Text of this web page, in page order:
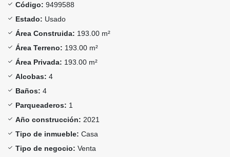
Código: 9499588
Estado: Usado
Área Construida: 193.00 m²
Área Terreno: 193.00 m²
Área Privada: 193.00 m²
Alcobas: 4
Baños: 4
Parqueaderos: 1
Año construcción: 2021
Tipo de inmueble: Casa
Tipo de negocio: Venta